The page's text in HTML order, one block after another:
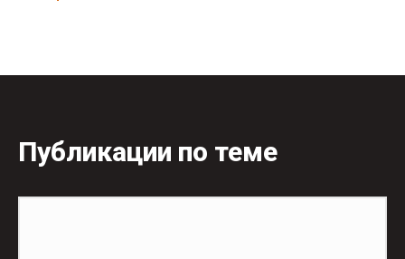
Публикации по теме